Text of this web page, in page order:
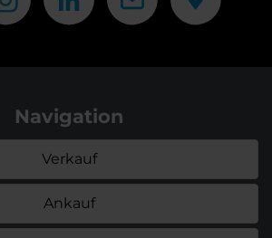
Navigation
Verkauf
Ankauf